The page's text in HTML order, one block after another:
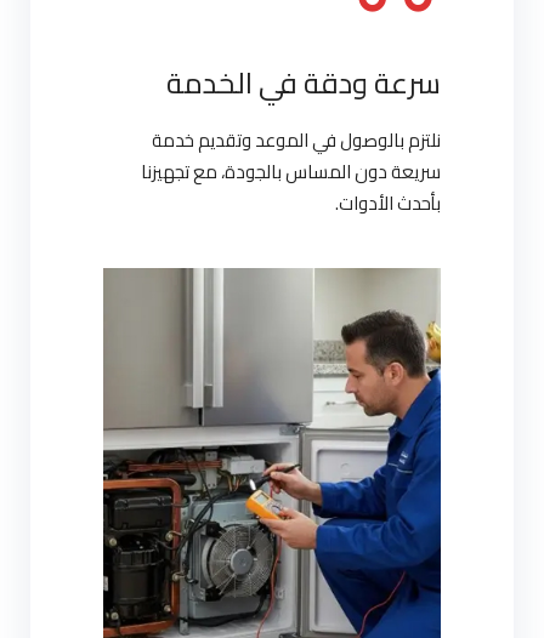
سرعة ودقة في الخدمة
نلتزم بالوصول في الموعد وتقديم خدمة
سريعة دون المساس بالجودة، مع تجهيزنا
بأحدث الأدوات.